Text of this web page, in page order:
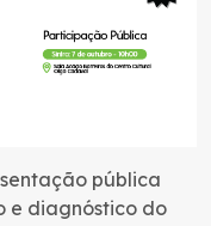
pública
e diagnóstico do